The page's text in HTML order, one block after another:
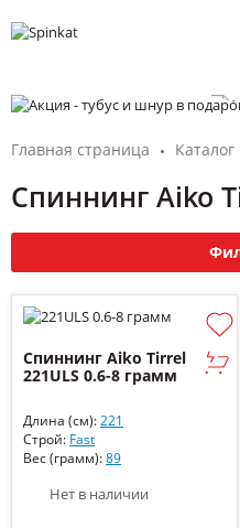
Главная страница Каталог
Спиннинг Aiko
Спиннинг Aiko Tirrel
221ULS 0.6-8 грамм
Длина (см):221
Строй: Fast
Вес (грамм):89
Нет в наличии